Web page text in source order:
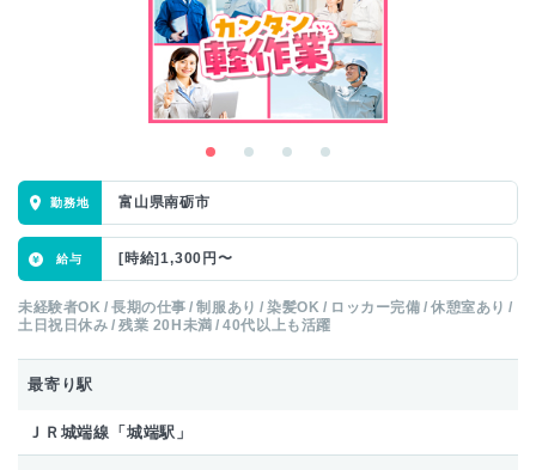
富山県南砺市
[時給]1,300円〜
未経験者OK 長期の仕事 制服あり 染髪OK ロッカー完備
休憩室あり
土日祝日休み
残業 20H未満 40代以上も活躍
最寄り駅
ＪＲ城端線「城端駅」